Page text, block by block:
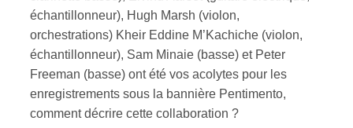
échantillonneur), Hugh Marsh (violon,
orchestrations) Kheir Eddine M’Kachiche (violon,
échantillonneur), Sam Minaie (basse) et Peter
Freeman (basse) ont été vos acolytes pour les
enregistrements sous la bannière Pentimento,
comment décrire cette collaboration ?